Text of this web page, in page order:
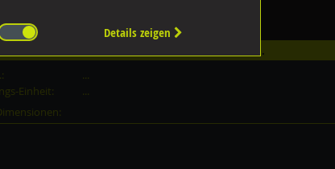
Grössen erhältlich - Bitte wählen Sie...
...
Einheit:
...
Details zeigen